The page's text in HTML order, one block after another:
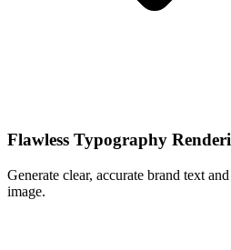
Flawless Typography
Generate clear, accurate brand text
image.